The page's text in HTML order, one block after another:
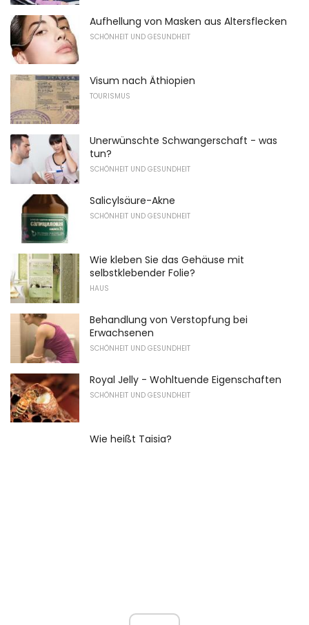
Aufhellung von Masken aus Altersflecken
SCHÖNHEIT UND GESUNDHEIT
Visum nach Äthiopien
TOURISMUS
Unerwünschte Schwangerschaft - was
tun?
SCHÖNHEIT UND GESUNDHEIT
Salicylsäure-Akne
SCHÖNHEIT UND GESUNDHEIT
Wie kleben Sie das Gehäuse mit
selbstklebender Folie?
HAUS
Behandlung von Verstopfung bei
Erwachsenen
SCHÖNHEIT UND GESUNDHEIT
Royal Jelly - Wohltuende Eigenschaften
SCHÖNHEIT UND GESUNDHEIT
Wie heißt Taisia?